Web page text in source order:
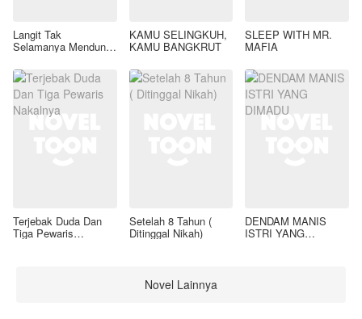
Langit Tak
Selamanya Mendung,
KAMU SELINGKUH,
KAMU BANGKRUT
SLEEP WITH MR.
MAFIA
Terjebak Duda Dan
Tiga Pewaris
Setelah 8 Tahun (
Ditinggal Nikah)
DENDAM MANIS
ISTRI YANG
Novel Lainnya